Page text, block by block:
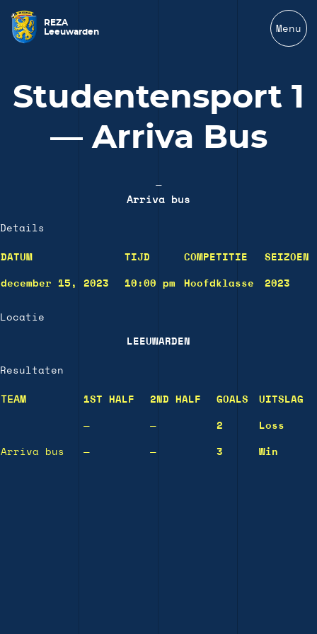
REZA
Leeuwarden
Menu
Studentensport 1
— Arriva Bus
—
Arriva bus
Details
DATUM TIJD COMPETITIE SEIZOEN
december 15, 2023 10:00 pm Hoofdklasse 2023
Locatie
LEEUWARDEN
Resultaten
TEAM 1ST HALF 2ND HALF GOALS UITSLAG
— — 2 Loss
Arriva bus — — 3 Win